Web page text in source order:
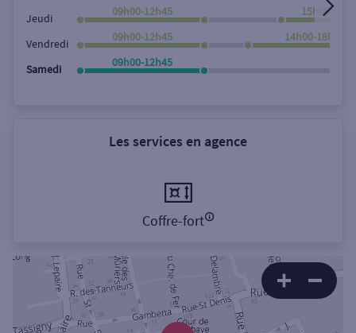
Jeudi
09h00-12h45 15h00-
Vendredi
09h00-12h45 14h00-18h00
Samedi
09h00-12h45
Les services en agence
Coffre-fort